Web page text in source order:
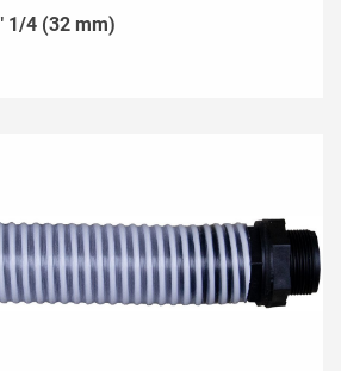
1/4 (32 mm)